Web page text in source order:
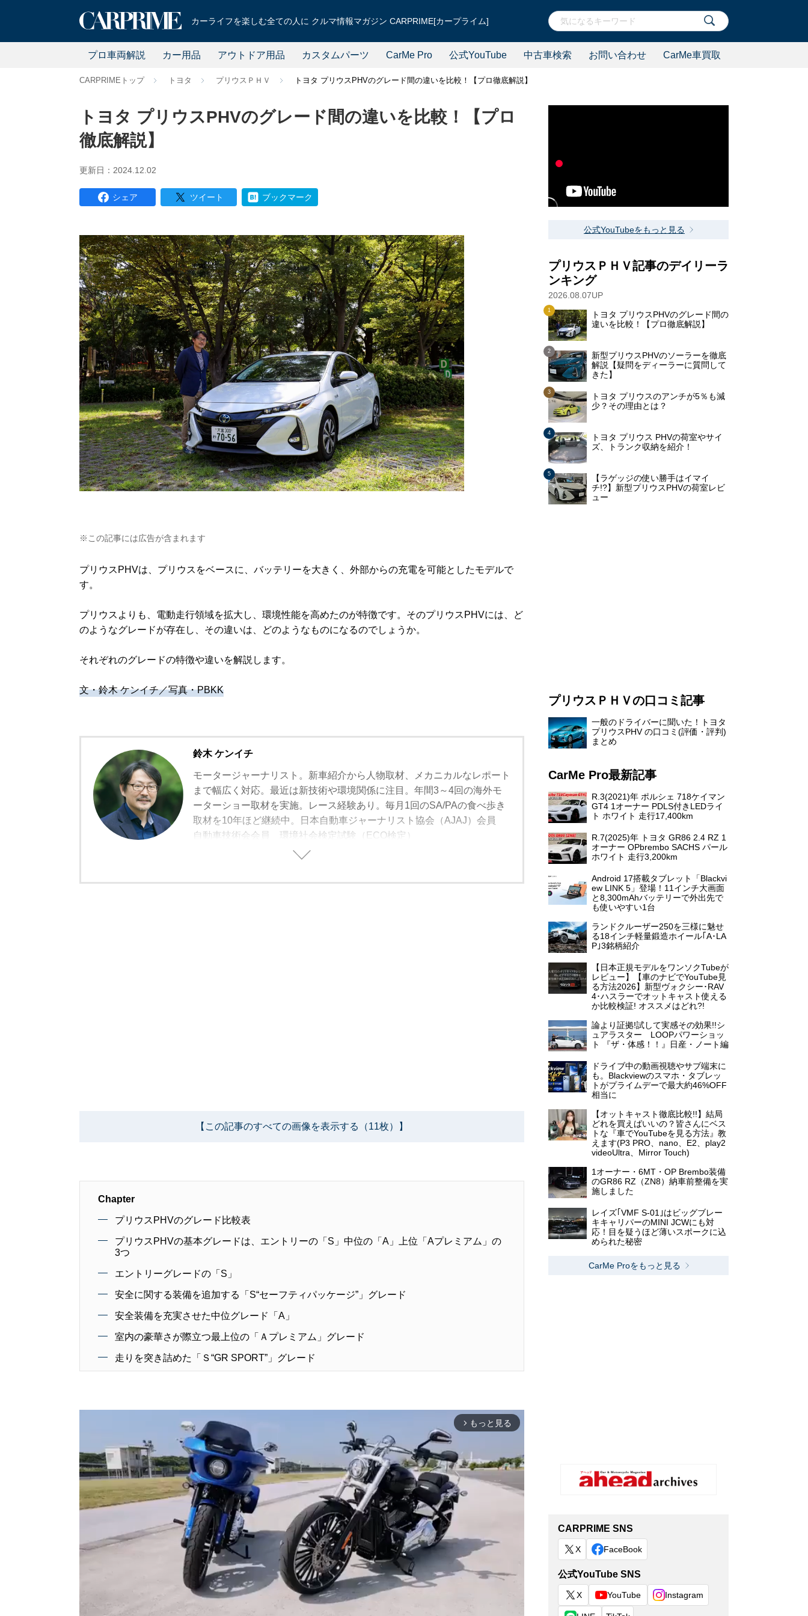
カーライフを楽しむ全ての人に クルマ情報マガジン CARPRIME[カープライム]
プロ車両解説 カー用品 アウトドア用品 カスタムパーツ CarMe Pro 公式YouTube 中古車検索 お問い合わせ CarMe車買取
CARPRIMEトップ トヨタ プリウスＰＨＶ トヨタ プリウスPHVのグレード間の違いを比較！【プロ徹底解説】
トヨタ プリウスPHVのグレード間の違いを比較！【プロ
徹底解説】
更新日：2024.12.02
シェア ツイート ブックマーク
※この記事には広告が含まれます
プリウスPHVは、プリウスをベースに、バッテリーを大きく、外部からの充電を可能としたモデルで
す。
プリウスよりも、電動走行領域を拡大し、環境性能を高めたのが特徴です。そのプリウスPHVには、ど
のようなグレードが存在し、その違いは、どのようなものになるのでしょうか。
それぞれのグレードの特徴や違いを解説します。
文・鈴木 ケンイチ／写真・PBKK
鈴木 ケンイチ
モータージャーナリスト。新車紹介から人物取材、メカニカルなレポート
まで幅広く対応。最近は新技術や環境関係に注目。年間3～4回の海外モ
ーターショー取材を実施。レース経験あり。毎月1回のSA/PAの食べ歩き
取材を10年ほど継続中。日本自動車ジャーナリスト協会（AJAJ）会員
自動車技術会会員 環境社会検定試験（ECO検定）
【この記事のすべての画像を表示する（11枚）】
Chapter
プリウスPHVのグレード比較表
プリウスPHVの基本グレードは、エントリーの「S」中位の「A」上位「Aプレミアム」の
3つ
エントリーグレードの「S」
安全に関する装備を追加する「S“セーフティパッケージ”」グレード
安全装備を充実させた中位グレード「A」
室内の豪華さが際立つ最上位の「Ａプレミアム」グレード
走りを突き詰めた「Ｓ“GR SPORT”」グレード
arrow_forward_ios もっと見る
公式YouTubeをもっと見る
プリウスＰＨＶ記事のデイリーラ
ンキング
2026.08.07UP
トヨタ プリウスPHVのグレード間の
違いを比較！【プロ徹底解説】
新型プリウスPHVのソーラーを徹底
解説【疑問をディーラーに質問して
きた】
トヨタ プリウスのアンチが5％も減
少？その理由とは？
トヨタ プリウス PHVの荷室やサイ
ズ、トランク収納を紹介！
【ラゲッジの使い勝手はイマイ
チ!?】新型プリウスPHVの荷室レビ
ュー
プリウスＰＨＶの口コミ記事
一般のドライバーに聞いた！トヨタ
プリウスPHV の口コミ(評価・評判)
まとめ
CarMe Pro最新記事
R.3(2021)年 ポルシェ 718ケイマン
GT4 1オーナー PDLS付きLEDライ
ト ホワイト 走行17,400km
R.7(2025)年 トヨタ GR86 2.4 RZ 1
オーナー OPbrembo SACHS パール
ホワイト 走行3,200km
Android 17搭載タブレット「Blackvi
ew LINK 5」登場！11インチ大画面
と8,300mAhバッテリーで外出先で
も使いやすい1台
ランドクルーザー250を三様に魅せ
る18インチ軽量鍛造ホイール｢A･LA
P｣3銘柄紹介
【日本正規モデルをワンソクTubeが
レビュー】【車のナビでYouTube見
る方法2026】新型ヴォクシー･RAV
4･ハスラーでオットキャスト使える
か比較検証! オススメはどれ?!
論より証拠!試して実感その効果!!シ
ュアラスター LOOPパワーショッ
ト 『ザ・体感！！』日産・ノート編
ドライブ中の動画視聴やサブ端末に
も。Blackviewのスマホ・タブレッ
トがプライムデーで最大約46%OFF
相当に
【オットキャスト徹底比較!!】結局
どれを買えばいいの？皆さんにベス
トな『車でYouTubeを見る方法』教
えます(P3 PRO、nano、E2、play2
videoUltra、Mirror Touch)
1オーナー・6MT・OP Brembo装備
のGR86 RZ（ZN8）納車前整備を実
施しました
レイズ｢VMF S-01｣はビッグブレー
キキャリパーのMINI JCWにも対
応！目を疑うほど薄いスポークに込
められた秘密
CarMe Proをもっと見る
CARPRIME SNS
X FaceBook
公式YouTube SNS
X YouTube Instagram